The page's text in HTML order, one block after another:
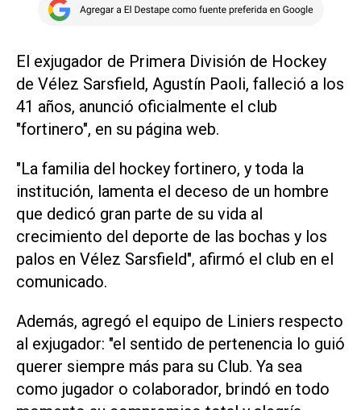
El exjugador de Primera División de Hockey
de Vélez Sarsfield, Agustín Paoli, falleció a los
41 años, anunció oficialmente el club
"fortinero", en su página web.
"La familia del hockey fortinero, y toda la
institución, lamenta el deceso de un hombre
que dedicó gran parte de su vida al
crecimiento del deporte de las bochas y los
palos en Vélez Sarsfield", afirmó el club en el
comunicado.
Además, agregó el equipo de Liniers respecto
al exjugador: "el sentido de pertenencia lo guió
querer siempre más para su Club. Ya sea
como jugador o colaborador, brindó en todo